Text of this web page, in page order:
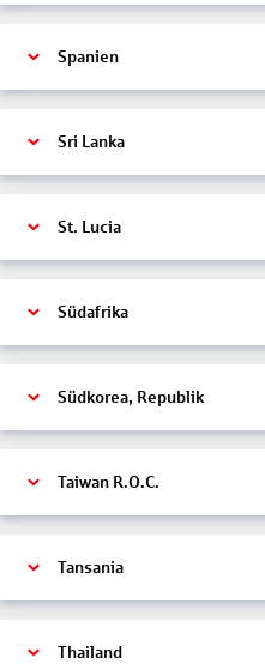
Spanien
Sri Lanka
St. Lucia
Südafrika
Südkorea, Republik
Taiwan R.O.C.
Tansania
Thailand